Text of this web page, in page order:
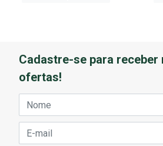
Cadastre-se para receber
ofertas!